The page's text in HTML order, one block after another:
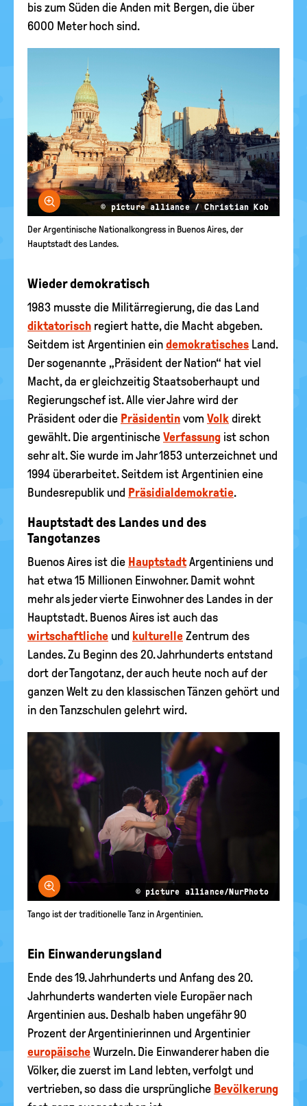
bis zum Süden die Anden mit Bergen, die über
6000 Meter hoch sind.
Bild vergrößern
© picture alliance / Christian Kob
Der Argentinische Nationalkongress in Buenos Aires, der
Hauptstadt des Landes.
Wieder demokratisch
1983 musste die Militärregierung, die das Land
diktatorisch regiert hatte, die Macht abgeben.
Seitdem ist Argentinien ein demokratisches Land.
Der sogenannte „Präsident der Nation“ hat viel
Macht, da er gleichzeitig Staatsoberhaupt und
Regierungschef ist. Alle vier Jahre wird der
Präsident oder die Präsidentin vom Volk direkt
gewählt. Die argentinische Verfassung ist schon
sehr alt. Sie wurde im Jahr 1853 unterzeichnet und
1994 überarbeitet. Seitdem ist Argentinien eine
Bundesrepublik und Präsidialdemokratie.
Hauptstadt des Landes und des
Tangotanzes
Buenos Aires ist die HauptstadtArgentiniens und
hat etwa 15 Millionen Einwohner. Damit wohnt
mehr als jeder vierte Einwohner des Landes in der
Hauptstadt. Buenos Aires ist auch das
wirtschaftliche und kulturelle Zentrum des
Landes. Zu Beginn des 20. Jahrhunderts entstand
dort der Tangotanz, der auch heute noch auf der
ganzen Welt zu den klassischen Tänzen gehört und
in den Tanzschulen gelehrt wird.
Bild vergrößern
© picture alliance/NurPhoto
Tango ist der traditionelle Tanz in Argentinien.
Ein Einwanderungsland
Ende des 19. Jahrhunderts und Anfang des 20.
Jahrhunderts wanderten viele Europäer nach
Argentinien aus. Deshalb haben ungefähr 90
Prozent der Argentinierinnen und Argentinier
europäische Wurzeln. Die Einwanderer haben die
Völker, die zuerst im Land lebten, verfolgt und
vertrieben, so dass die ursprüngliche Bevölkerung